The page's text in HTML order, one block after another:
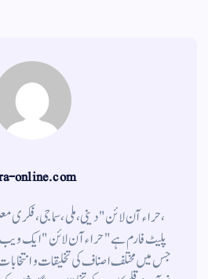
online.com
،حراء آن لائن" دینی ، ملی ، سماجی ،
پلیٹ فارم ہے " حراء آن لائن " ایک
جس میں مختلف اصناف کی تخلیقات و